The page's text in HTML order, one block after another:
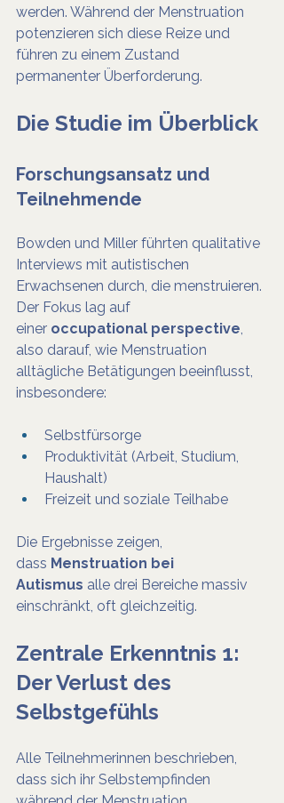
werden. Während der Menstruation
potenzieren sich diese Reize und
führen zu einem Zustand
permanenter Überforderung.
Die Studie im Überblick
Forschungsansatz und
Teilnehmende
Bowden und Miller führten qualitative
Interviews mit autistischen
Erwachsenen durch, die menstruieren.
Der Fokus lag auf
einer occupational perspective,
also darauf, wie Menstruation
alltägliche Betätigungen beeinflusst,
insbesondere:
Selbstfürsorge
Produktivität (Arbeit, Studium,
Haushalt)
Freizeit und soziale Teilhabe
Die Ergebnisse zeigen,
dass Menstruation bei
Autismus alle drei Bereiche massiv
einschränkt, oft gleichzeitig.
Zentrale Erkenntnis 1:
Der Verlust des
Selbstgefühls
Alle Teilnehmerinnen beschrieben,
dass sich ihr Selbstempfinden